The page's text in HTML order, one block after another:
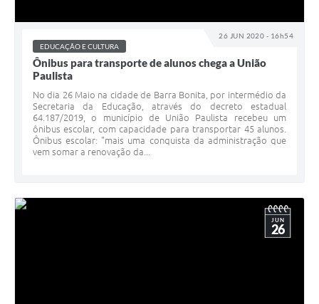
26 JUN 2020 - 16h54
EDUCAÇÃO E CULTURA
Ônibus para transporte de alunos chega a União
Paulista
No dia 26 Maio na cidade de Barra Bonita, por intermédio da
Secretaria da Educação, através do decreto estadual
64.187/2019, o município de União Paulista recebeu um
ônibus escolar, com capacidade para transportar 45 alunos.
Ônibus escolar: "mais uma conquista da administração que
vem somar a renovação da...
JUN
26